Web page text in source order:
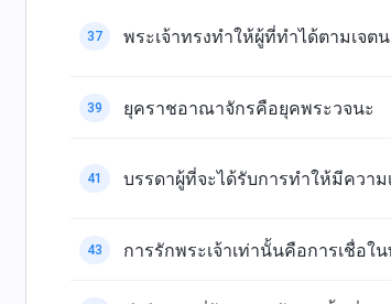
37 พระเจ้าทรงทำให้ผู้ที่ทำได้ตามเจ
39 ยุคราชอาณาจักรคือยุคพระวจนะ
41 บรรดาผู้ที่จะได้รับการทำให้มีควา
43 การรักพระเจ้าเท่านั้นคือการเชื่อใ